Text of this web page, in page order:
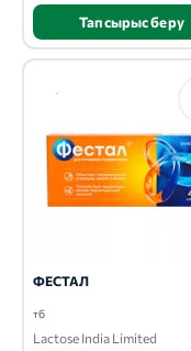
Тапсырыс беру
ФЕСТАЛ
тб
Lactose India Limited